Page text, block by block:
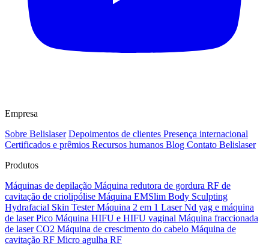
Empresa
Sobre Belislaser Depoimentos de clientes Presença internacional
Certificados e prêmios Recursos humanos Blog Contato Belislaser
Produtos
Máquinas de depilação Máquina redutora de gordura RF de
cavitação de criolipólise Máquina EMSlim Body Sculpting
Hydrafacial Skin Tester Máquina 2 em 1 Laser Nd yag e máquina
de laser Pico Máquina HIFU e HIFU vaginal Máquina fraccionada
de laser CO2 Máquina de crescimento do cabelo Máquina de
cavitação RF Micro agulha RF